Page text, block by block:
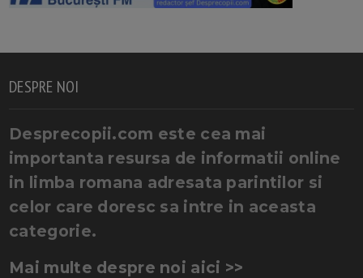
DESPRE NOI
Desprecopii.com este cea mai
importanta resursa de informatii online
in limba romana adresata parintilor si
celor care doresc sa intre in aceasta
categorie.
Mai multe despre noi aici >>